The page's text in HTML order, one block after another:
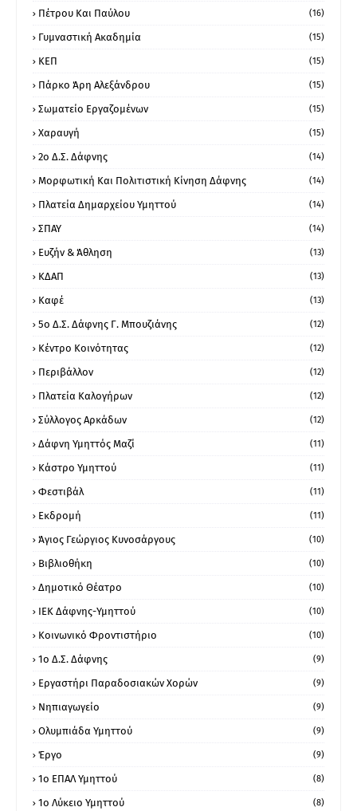
Πέτρου Και Παύλου (16)
Γυμναστική Ακαδημία (15)
ΚΕΠ (15)
Πάρκο Άρη Αλεξάνδρου (15)
Σωματείο Εργαζομένων (15)
Χαραυγή (15)
2ο Δ.Σ. Δάφνης (14)
Μορφωτική Και Πολιτιστική Κίνηση Δάφνης (14)
Πλατεία Δημαρχείου Υμηττού (14)
ΣΠΑΥ (14)
Ευζήν & Άθληση (13)
ΚΔΑΠ (13)
Καφέ (13)
5ο Δ.Σ. Δάφνης Γ. Μπουζιάνης (12)
Κέντρο Κοινότητας (12)
Περιβάλλον (12)
Πλατεία Καλογήρων (12)
Σύλλογος Αρκάδων (12)
Δάφνη Υμηττός Μαζί (11)
Κάστρο Υμηττού (11)
Φεστιβάλ (11)
Εκδρομή (11)
Άγιος Γεώργιος Κυνοσάργους (10)
Βιβλιοθήκη (10)
Δημοτικό Θέατρο (10)
ΙΕΚ Δάφνης-Υμηττού (10)
Κοινωνικό Φροντιστήριο (10)
1ο Δ.Σ. Δάφνης (9)
Εργαστήρι Παραδοσιακών Χορών (9)
Νηπιαγωγείο (9)
Ολυμπιάδα Υμηττού (9)
Έργο (9)
1o ΕΠΑΛ Υμηττού (8)
1ο Λύκειο Υμηττού (8)